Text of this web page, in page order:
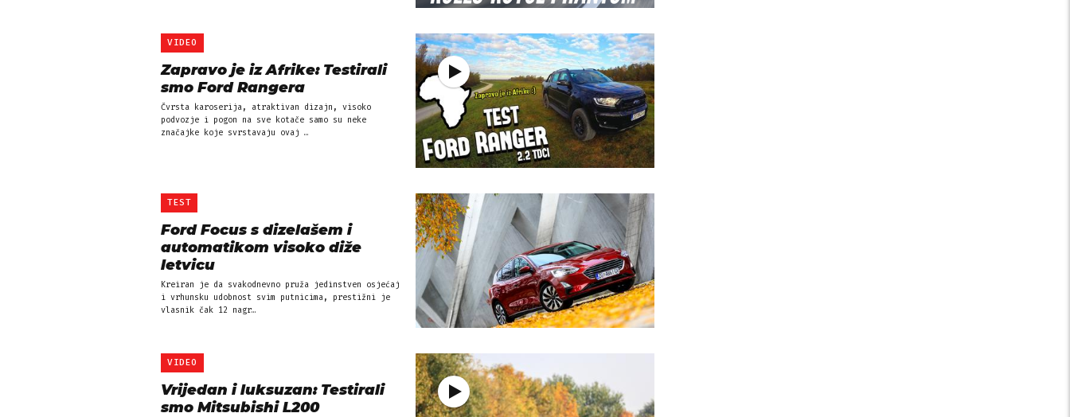
VIDEO
Zapravo je iz Afrike: Testirali
smo Ford Rangera
Čvrsta karoserija, atraktivan dizajn, visoko
podvozje i pogon na sve kotače samo su neke
značajke koje svrstavaju ovaj …
TEST
Ford Focus s dizelašem i
automatikom visoko diže
letvicu
Kreiran je da svakodnevno pruža jedinstven osjećaj
i vrhunsku udobnost svim putnicima, prestižni je
vlasnik čak 12 nagr…
VIDEO
Vrijedan i luksuzan: Testirali
smo Mitsubishi L200